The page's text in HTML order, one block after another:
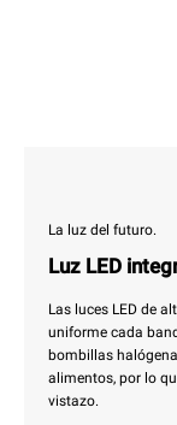
La luz del futuro.
Luz LED
Las luces LED de
uniforme cada
bombillas
alimentos, por lo
vistazo.